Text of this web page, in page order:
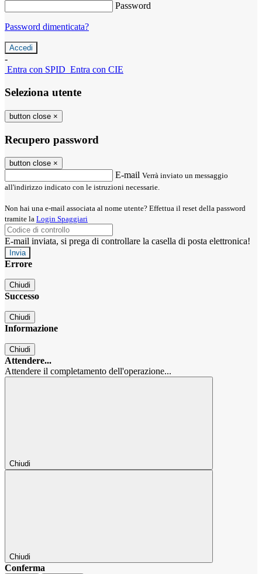
Password
Password dimenticata?
-
Entra con SPID Entra con CIE
Seleziona utente
button close ×
Recupero password
button close ×
E-mail Verrà inviato un messaggio
all'indirizzo indicato con le istruzioni necessarie.
Non hai una e-mail associata al nome utente? Effettua il reset della password
tramite la Login Spaggiari
E-mail inviata, si prega di controllare la casella di posta elettronica!
Errore
Chiudi
Successo
Chiudi
Informazione
Chiudi
Attendere...
Attendere il completamento dell'operazione...
Chiudi
Chiudi
Conferma